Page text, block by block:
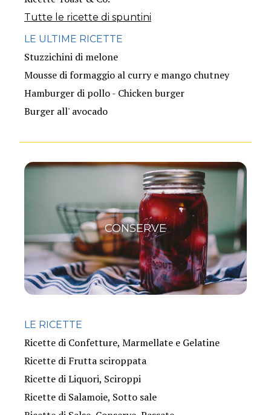
Tutte le ricette di spuntini
LE ULTIME RICETTE
Stuzzichini di melone
Mousse di formaggio al curry e mango chutney
Hamburger di pollo - Chicken burger
Burger all' avocado
CONSERVE
LE RICETTE
Ricette di Confetture, Marmellate e Gelatine
Ricette di Frutta sciroppata
Ricette di Liquori, Sciroppi
Ricette di Salamoie, Sotto sale